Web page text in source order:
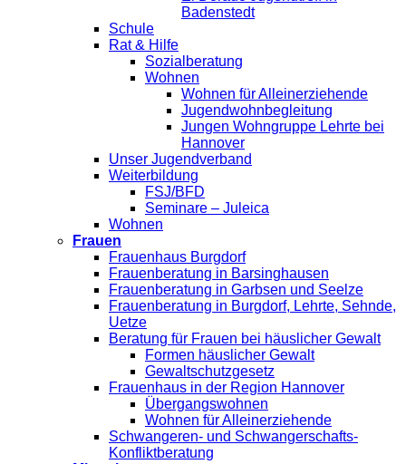
Badenstedt
Schule
Rat & Hilfe
Sozialberatung
Wohnen
Wohnen für Alleinerziehende
Jugendwohnbegleitung
Jungen Wohngruppe Lehrte bei
Hannover
Unser Jugendverband
Weiterbildung
FSJ/BFD
Seminare – Juleica
Wohnen
Frauen
Frauenhaus Burgdorf
Frauenberatung in Barsinghausen
Frauenberatung in Garbsen und Seelze
Frauenberatung in Burgdorf, Lehrte, Sehnde,
Uetze
Beratung für Frauen bei häuslicher Gewalt
Formen häuslicher Gewalt
Gewaltschutzgesetz
Frauenhaus in der Region Hannover
Übergangswohnen
Wohnen für Alleinerziehende
Schwangeren- und Schwangerschafts-
Konfliktberatung